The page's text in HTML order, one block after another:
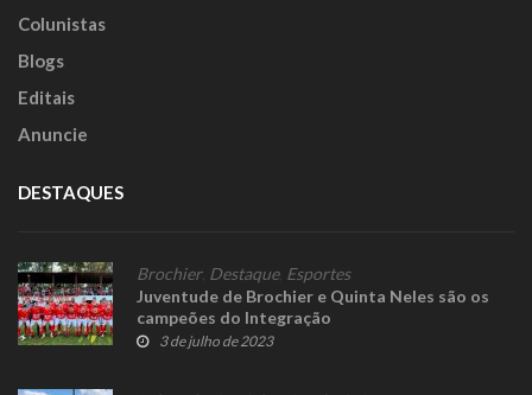
Colunistas
Blogs
Editais
Anuncie
DESTAQUES
Brochier, Destaque, Esportes
Juventude de Brochier e Quinta Neles são os
campeões do Integração
3 de julho de 2023